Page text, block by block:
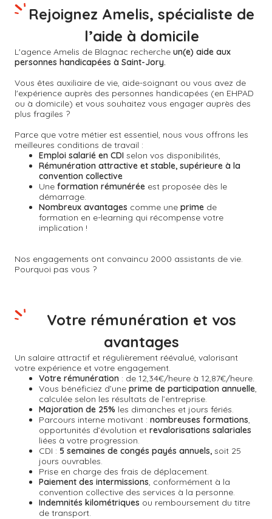
L'agence Amelis de Blagnac recherche un(e) aide aux
personnes handicapées à Saint-Jory.
Vous êtes auxiliaire de vie, aide-soignant ou vous avez de
l'expérience auprès des personnes handicapées (en EHPAD
ou à domicile) et vous souhaitez vous engager auprès des
plus fragiles ?
Parce que votre métier est essentiel, nous vous offrons les
meilleures conditions de travail :
Emploi salarié en CDI selon vos disponibilités,
Rémunération attractive et stable, supérieure à la
convention collective
Une formation rémunérée est proposée dès le
démarrage.
Nombreux avantages comme une prime de
formation en e-learning qui récompense votre
implication !
Nos engagements ont convaincu 2000 assistants de vie.
Pourquoi pas vous ?
Rejoignez Amelis, spécialiste de
l’aide à domicile
Un salaire attractif et régulièrement réévalué, valorisant
votre expérience et votre engagement.
Votre rémunération : de 12,34€/heure à 12,87€/heure.
Vous bénéficiez d’une prime de participation annuelle,
calculée selon les résultats de l’entreprise.
Majoration de 25% les dimanches et jours fériés.
Parcours interne motivant : nombreuses formations,
opportunités d’évolution et revalorisations salariales
liées à votre progression.
CDI : 5 semaines de congés payés annuels, soit 25
jours ouvrables.
Prise en charge des frais de déplacement.
Paiement des intermissions, conformément à la
convention collective des services à la personne.
Indemnités kilométriques ou remboursement du titre
de transport.
Votre rémunération et vos
avantages